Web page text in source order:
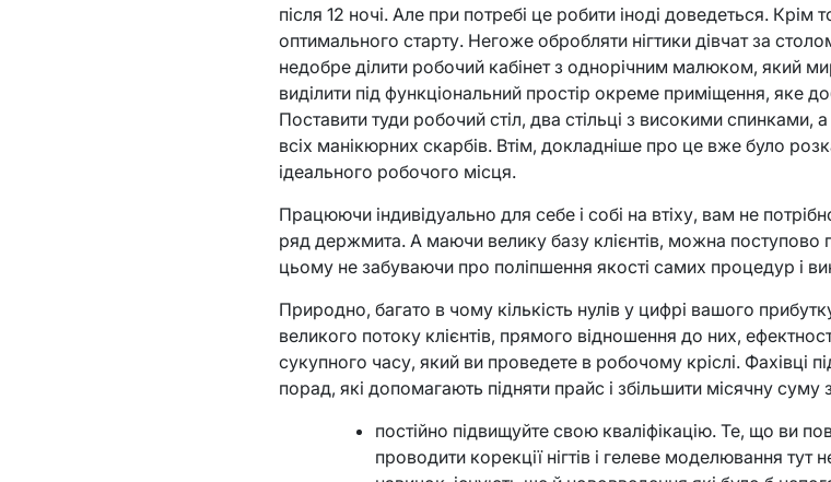
після 12 ночі. Але при потребі це робити іноді доведеться. Крім
оптимального старту. Негоже обробляти нігтики дівчат за
недобре ділити робочий кабінет з однорічним малюком, який
виділити під функціональний простір окреме приміщення, яке
Поставити туди робочий стіл, два стільці з високими спинками,
всіх манікюрних скарбів. Втім, докладніше про це вже було
ідеального робочого місця.
Працюючи індивідуально для себе і собі на втіху, вам не
ряд держмита. А маючи велику базу клієнтів, можна поступово
цьому не забуваючи про поліпшення якості самих процедур і
Природно, багато в чому кількість нулів у цифрі вашого
великого потоку клієнтів, прямого відношення до них,
сукупного часу, який ви проведете в робочому кріслі. Фахівці
порад, які допомагають підняти прайс і збільшити місячну суму
постійно підвищуйте свою кваліфікацію. Те, що ви
проводити корекції нігтів і гелеве моделювання